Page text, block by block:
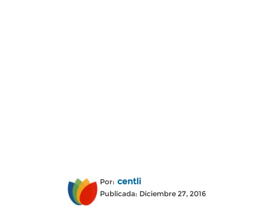
Por: centli
Publicada: Diciembre 27, 2016